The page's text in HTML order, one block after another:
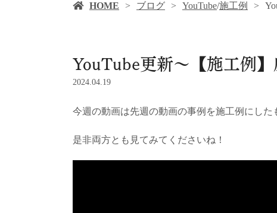
HOME ブログ YouTube/施工例
YouTube更新～【施工例
2024.04.19
今週の動画は先週の動画の事例を施工例にした
是非両方とも見てみてくださいね！